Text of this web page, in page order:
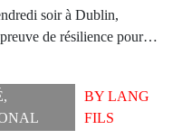
soir à Dublin,
de résilience pour…
,
BYLANG
FILS